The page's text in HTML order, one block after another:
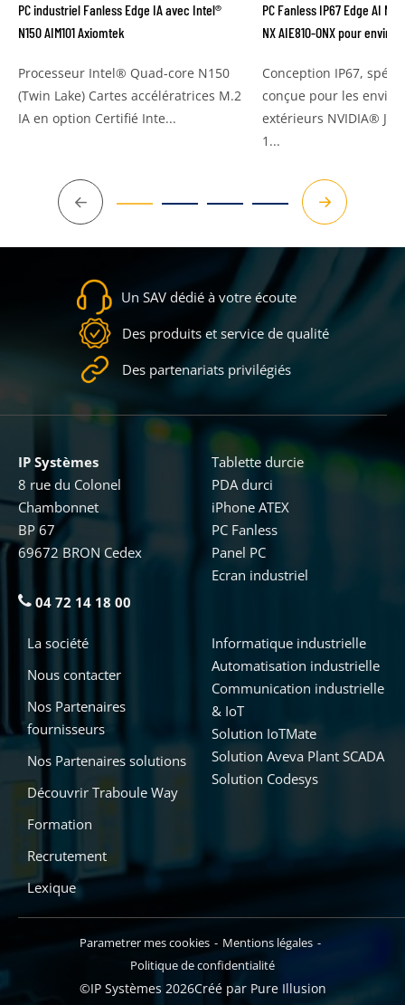
Ajouter au devis
PC industriel Fanless Edge IA avec Intel®
N150 AIM101 Axiomtek
Processeur Intel® Quad-core N150
(Twin Lake) Cartes accélératrices M.2
IA en option Certifié Inte...
PC Fanless IP67 Edge AI
NX AIE810-ONX pour
Conception IP67,
conçue pour les
extérieurs NVIDIA®
1...
Précédent Suivant
Un SAV dédié à votre écoute
Des produits et service de qualité
Des partenariats privilégiés
IP Systèmes
8 rue du Colonel
Chambonnet
BP 67
69672 BRON Cedex
04 72 14 18 00
Informatique industrielle
Automatisation industrielle
Communication industrielle
& IoT
Solution IoTMate
Solution Aveva Plant SCADA
Solution Codesys
Tablette durcie
PDA durci
iPhone ATEX
PC Fanless
Panel PC
Ecran industriel
La société
Nous contacter
Nos Partenaires
fournisseurs
Nos Partenaires solutions
Découvrir Traboule Way
Formation
Recrutement
Lexique
Parametrer mes cookies
Mentions légales
Politique de confidentialité
©IP Systèmes 2026Créé par Pure Illusion